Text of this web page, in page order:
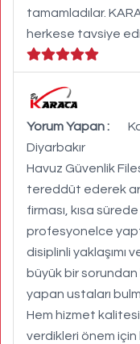
tamamladılar.
herkese tavsiye
Yorum Yapan :
Diyarbakır
Havuz Güvenlik
tereddüt ederek
firması, kısa
profesyonelce
disiplinli yaklaşımı
büyük bir sorundan
yapan ustaları
Hem hizmet
verdikleri önem